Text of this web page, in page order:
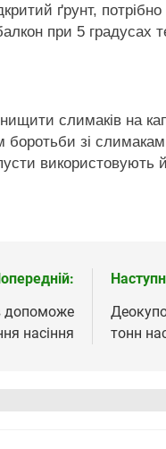
ґрунт,
при 5 градусах
слимаків на
боротьби зі
використовують
допоможе
насіння
тонн